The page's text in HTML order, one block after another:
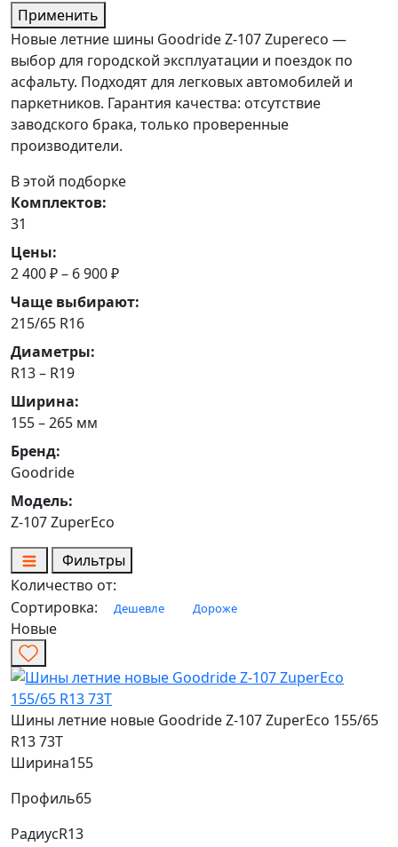
Применить
Новые летние шины Goodride Z-107 Zupereco —
выбор для городской эксплуатации и поездок по
асфальту. Подходят для легковых автомобилей и
паркетников. Гарантия качества: отсутствие
заводского брака, только проверенные
производители.
В этой подборке
Комплектов:
31
Цены:
2 400 ₽ – 6 900 ₽
Чаще выбирают:
215/65 R16
Диаметры:
R13 – R19
Ширина:
155 – 265 мм
Бренд:
Goodride
Модель:
Z-107 ZuperEco
Фильтры
Количество от:
Сортировка:
Дешевле Дороже
Новые
Шины летние новые Goodride Z-107 ZuperEco 155/65
R13 73T
Ширина155
Профиль65
РадиусR13